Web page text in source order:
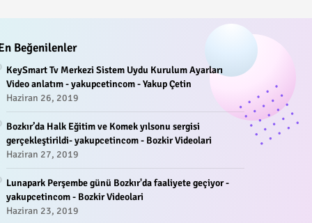
Beğenilenler
KeySmart Tv Merkezi Sistem Uydu Kurulum Ayarları
Video anlatım - yakupcetincom - Yakup Çetin
Haziran 26, 2019
Bozkır’da Halk Eğitim ve Komek yılsonu sergisi
gerçekleştirildi- yakupcetincom - Bozkir Videolari
Haziran 27, 2019
Lunapark Perşembe günü Bozkır'da faaliyete geçiyor -
yakupcetincom - Bozkir Videolari
Haziran 23, 2019